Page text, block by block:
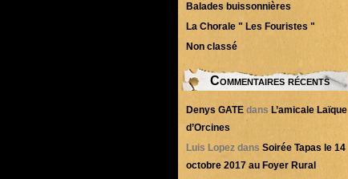
Balades buissonnières
La Chorale " Les Fouristes "
Non classé
Commentaires récents
Denys GATE dans L’amicale Laïque
d’Orcines
Luis Lopez dans Soirée Tapas le 14
octobre 2017 au Foyer Rural